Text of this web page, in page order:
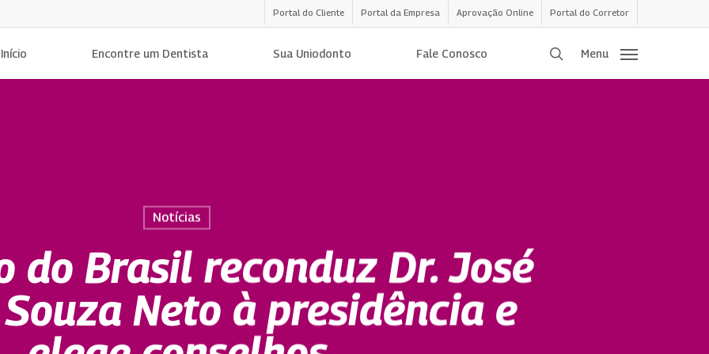
Portal do Cliente Portal da Empresa Aprovação Online Portal do Corretor
Início Encontre um Dentista Sua Uniodonto Fale Conosco procurar
Menu
Notícias
do Brasil reconduz Dr. José
Neto à presidência e